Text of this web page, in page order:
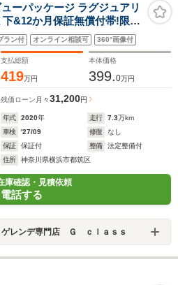
ーパッケージ ラグジュアリ
&12か月保証無償付帯!限定
ンスパッケージ パノラマサ
ウンド アダプティブエアサ
ホイールステアリング
ラン付 オンライン相談可 360°画像付
支払総額
419万円
本体価格
399.0万円
残価ローン 月々31,200円
年式 2020年 走行 7.3万km
車検
'27/09 修復
なし
保証
保証付 整備
法定整備付
住所
神奈川県横浜市都筑区
庫確認・見積依頼
電話する
レンデ専門店 Ｇ ｃｌａｓｓ